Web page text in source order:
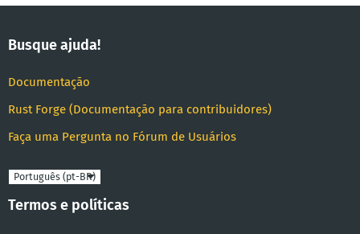
Busque ajuda!
Documentação
Rust Forge (Documentação para contribuidores)
Faça uma Pergunta no Fórum de Usuários
Linguagem
Termos e políticas